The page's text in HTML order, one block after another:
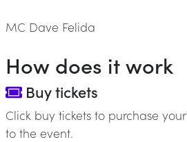
MC Dave Felida
How does it work
Buy tickets
Click buy tickets to purchase
to the event.